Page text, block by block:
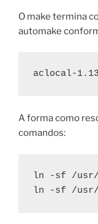
O make termina
automake
aclocal-
A forma como
comandos:
ln -sf /usr/
ln -sf /usr/